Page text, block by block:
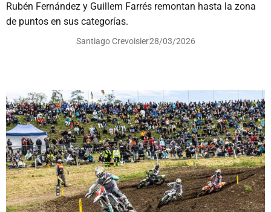
Rubén Fernández y Guillem Farrés remontan hasta la zona
de puntos en sus categorías.
Santiago Crevoisier28/03/2026